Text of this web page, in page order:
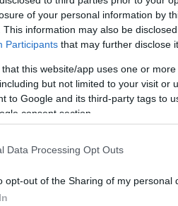
of your personal information by
This information may also be
Participants that may further disclose
that this website/app uses one or
but not limited to your visit or
to Google and its third-party tags to
consent section.
Data Processing Opt Outs
opt-out of the Sharing of my personal
aranyrúd. A
forrásként a Google
hazájának tartott
játék egész nyáron tart